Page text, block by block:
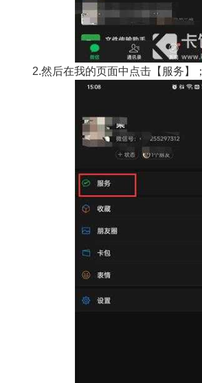
2.然后在我的页面中点击【服务】；